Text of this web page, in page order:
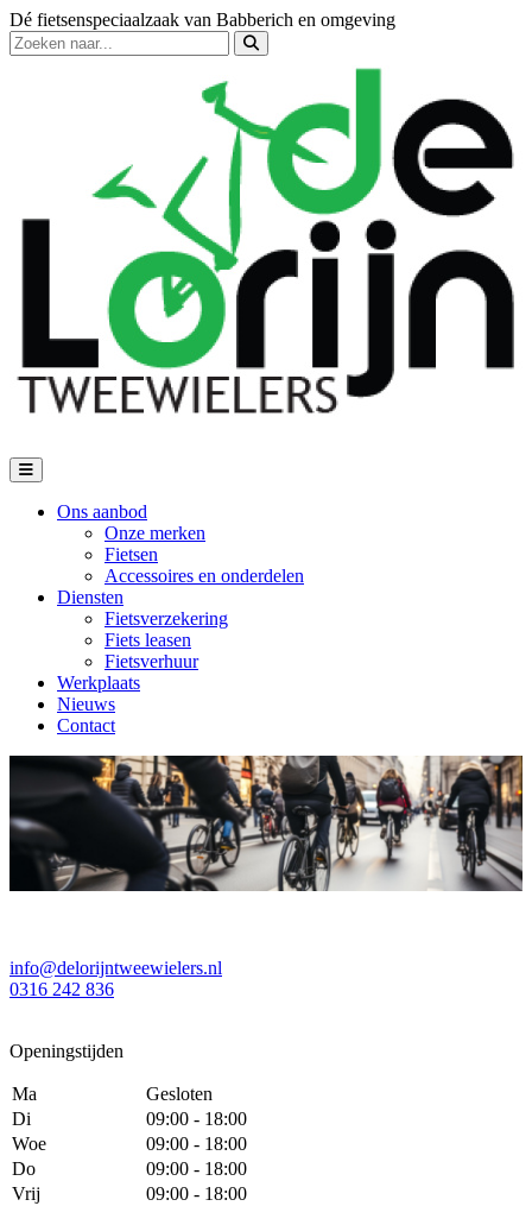
Dé fietsenspeciaalzaak van Babberich en omgeving
Ons aanbod
Onze merken
Fietsen
Accessoires en onderdelen
Diensten
Fietsverzekering
Fiets leasen
Fietsverhuur
Werkplaats
Nieuws
Contact
info@delorijntweewielers.nl
0316 242 836
Openingstijden
Ma
Gesloten
Di
09:00 - 18:00
Woe
09:00 - 18:00
Do
09:00 - 18:00
Vrij
09:00 - 18:00